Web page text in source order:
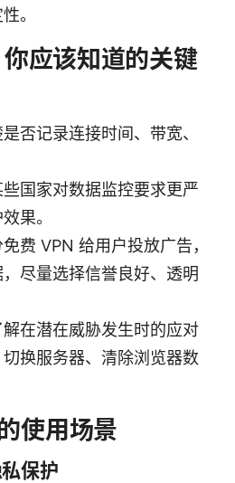
。
应该知道的关键
否记录连接时间、带宽、
国家对数据监控要求更严
果。
费 VPN 给用户投放广告，
尽量选择信誉良好、透明
在潜在威胁发生时的应对
换服务器、清除浏览器数
使用场景
保护